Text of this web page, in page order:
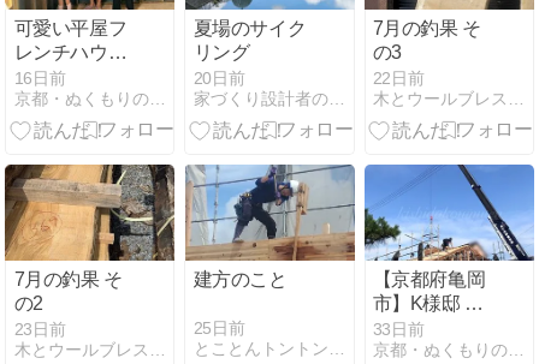
可愛い平屋フ
レンチハウス
の上棟式を執
り行いました
｜京都府亀岡
16日前
京都・ぬくもりの家づくり (株)岸田工務店
夏場のサイク
リング
20日前
家づくり設計者の日常 〜よろず話〜
7月の釣果 そ
の3
22日前
7月の釣果 そ
の2
23日前
建方のこと
25日前
とことんトントン「うずくぼ日記」
【京都府亀岡
市】K様邸 上
棟しました｜
可愛い平屋フ
33日前
京都・ぬくもりの家づくり (株)岸田工務店